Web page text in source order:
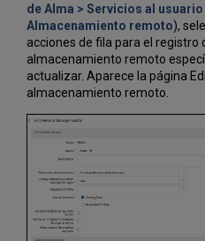
de Alma > Servicios al
Almacenamiento remoto),
acciones de fila para el registro
almacenamiento remoto
actualizar. Aparece la página
almacenamiento remoto.